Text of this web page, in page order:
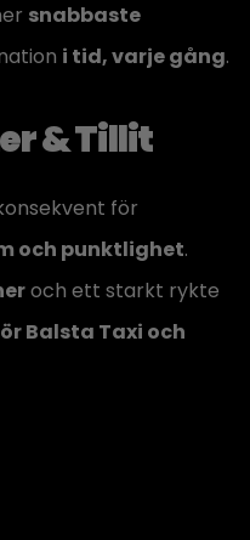
snabbaste
i tid, varje gång.
& Tillit
för
och punktlighet.
och ett starkt rykte
Balsta Taxi och